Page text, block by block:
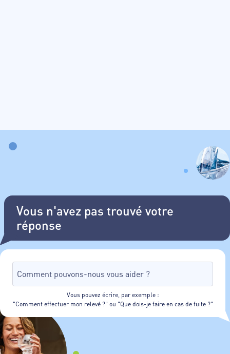
Vous n'avez pas trouvé votre
réponse
Vous pouvez écrire, par exemple :
"Comment effectuer mon relevé ?" ou "Que dois-je faire en cas de fuite ?"